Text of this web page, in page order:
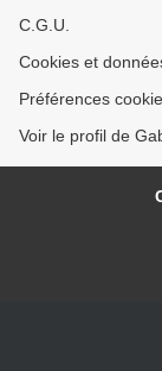
C.G.U.
Cookies et
Préférences
Voir le profil de